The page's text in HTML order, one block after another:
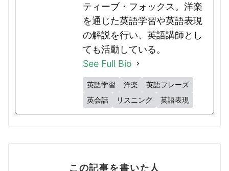
ティーブ・フォックス。洋楽
を通じた英語学習や英語表現
の解説を行い、英語講師とし
ても活動している。
See Full Bio
英語学習 洋楽
英語フレーズ
英会話
リスニング 英語表現
この記事を書いた人